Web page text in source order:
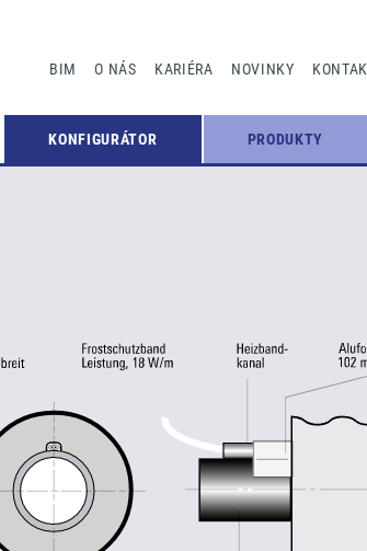
BIM O NÁS KARIÉRA NOVINKY
KONFIGURÁTOR PRODUKTY